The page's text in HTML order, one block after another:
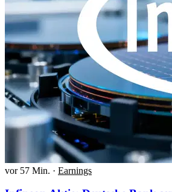
vor 57 Min. · Earnings